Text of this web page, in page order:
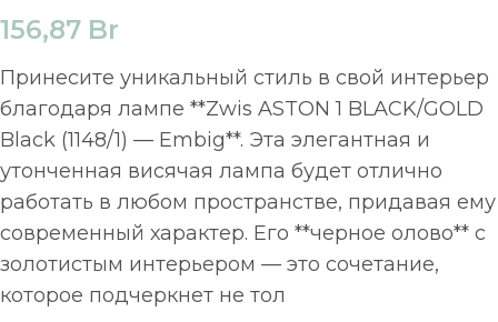
156,87 Br
Принесите уникальный стиль в свой интерьер
благодаря лампе **Zwis ASTON 1 BLACK/GOLD
Black (1148/1) — Embig**. Эта элегантная и
утонченная висячая лампа будет отлично
работать в любом пространстве, придавая ему
современный характер. Его **черное олово** с
золотистым интерьером — это сочетание,
которое подчеркнет не тол